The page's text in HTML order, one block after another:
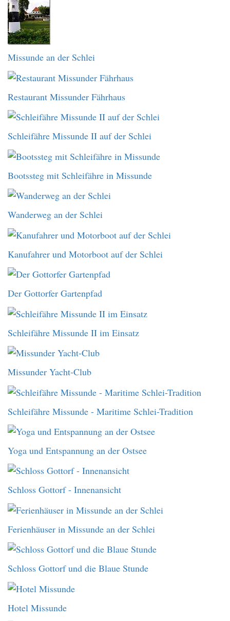
Missunde an der Schlei
Restaurant Missunder Fährhaus
Schleifähre Missunde II auf der Schlei
Bootssteg mit Schleifähre in Missunde
Wanderweg an der Schlei
Kanufahrer und Motorboot auf der Schlei
Der Gottorfer Gartenpfad
Schleifähre Missunde II im Einsatz
Missunder Yacht-Club
Schleifähre Missunde - Maritime Schlei-Tradition
Yoga und Entspannung an der Ostsee
Schloss Gottorf - Innenansicht
Ferienhäuser in Missunde an der Schlei
Schloss Gottorf und die Blaue Stunde
Hotel Missunde